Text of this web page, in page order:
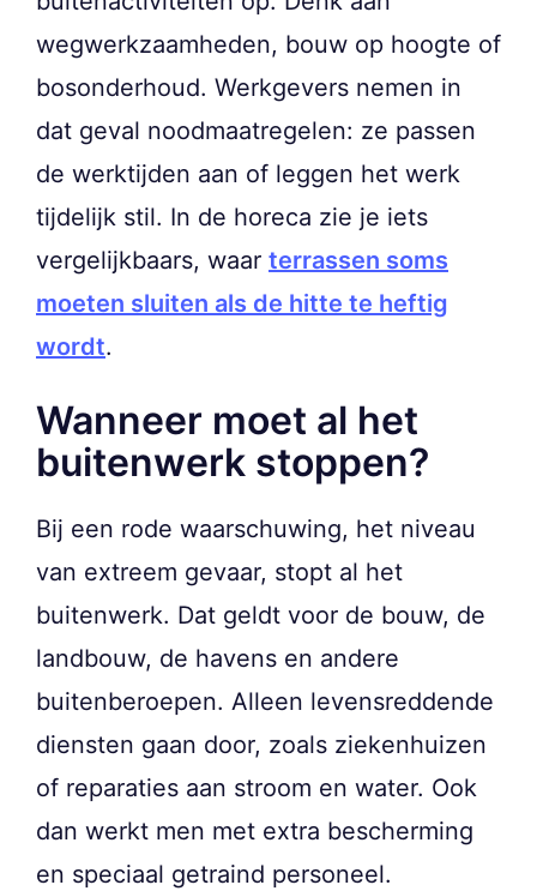
wegwerkzaamheden, bouw op hoogte of
bosonderhoud. Werkgevers nemen in
dat geval noodmaatregelen: ze passen
de werktijden aan of leggen het werk
tijdelijk stil. In de horeca zie je iets
vergelijkbaars, waar terrassen soms
moeten sluiten als de hitte te heftig
wordt.
Wanneer moet al het
buitenwerk stoppen?
Bij een rode waarschuwing, het niveau
van extreem gevaar, stopt al het
buitenwerk. Dat geldt voor de bouw, de
landbouw, de havens en andere
buitenberoepen. Alleen levensreddende
diensten gaan door, zoals ziekenhuizen
of reparaties aan stroom en water. Ook
dan werkt men met extra bescherming
en speciaal getraind personeel.